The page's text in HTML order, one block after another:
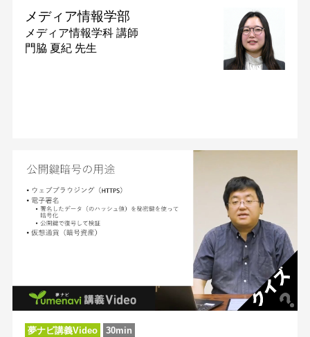
メディア情報学部
メディア情報学科 講師
門脇 夏紀 先生
夢ナビ講義Video 30min